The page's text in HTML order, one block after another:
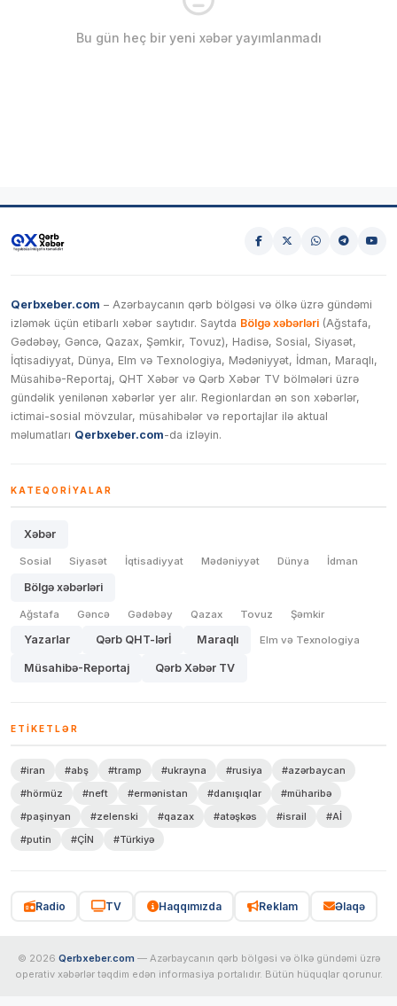
Bu gün heç bir yeni xəbər yayımlanmadı
Qerbxeber.com – Azərbaycanın qərb bölgəsi və ölkə üzrə gündəmi
izləmək üçün etibarlı xəbər saytıdır. Saytda Bölgə xəbərləri (Ağstafa,
Gədəbəy, Gəncə, Qazax, Şəmkir, Tovuz), Hadisə, Sosial, Siyasət,
İqtisadiyyat, Dünya, Elm və Texnologiya, Mədəniyyət, İdman, Maraqlı,
Müsahibə-Reportaj, QHT Xəbər və Qərb Xəbər TV bölmələri üzrə
gündəlik yenilənən xəbərlər yer alır. Regionlardan ən son xəbərlər,
ictimai-sosial mövzular, müsahibələr və reportajlar ilə aktual
məlumatları Qerbxeber.com-da izləyin.
KATEQORIYALAR
Xəbər
Sosial Siyasət İqtisadiyyat Mədəniyyət Dünya İdman
Bölgə xəbərləri
Ağstafa Gəncə Gədəbəy Qazax Tovuz Şəmkir
Yazarlar Qərb QHT-lərİ Maraqlı Elm və Texnologiya
Müsahibə-Reportaj Qərb Xəbər TV
ETIKETLƏR
#iran #abş #tramp #ukrayna #rusiya
#azərbaycan
#hörmüz
#neft #ermənistan #danışıqlar
#müharibə
#paşinyan
#zelenski #qazax #atəşkəs #israil
#Aİ
#putin
#ÇİN #Türkiyə
Radio TV Haqqımızda Reklam Əlaqə
© 2026 Qerbxeber.com — Azərbaycanın qərb bölgəsi və ölkə gündəmi üzrə
operativ xəbərlər təqdim edən informasiya portalıdır. Bütün hüquqlar qorunur.